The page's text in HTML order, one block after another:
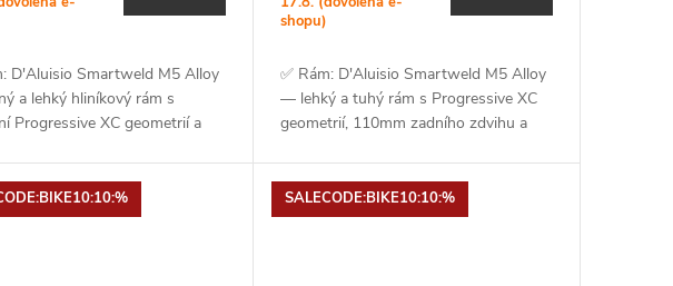
D'Aluisio Smartweld M5 Alloy
a lehký hliníkový rám s
Progressive XC geometrií a
shopu)
✅ Rám: D'Aluisio Smartweld M5 Alloy
— lehký a tuhý rám s Progressive XC
geometrií, 110mm zadního zdvihu a
SALECODE:BIKE10:10:%